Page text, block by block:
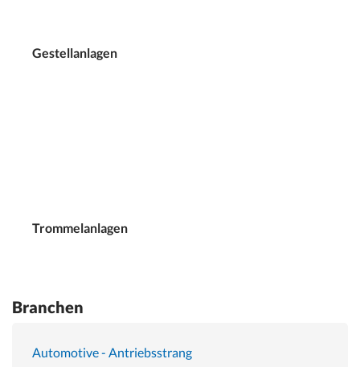
Gestellanlagen
Trommelanlagen
Branchen
Automotive - Antriebsstrang